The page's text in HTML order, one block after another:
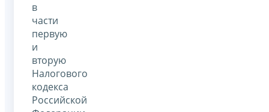
в
части
первую
и
вторую
Налогового
кодекса
Российской